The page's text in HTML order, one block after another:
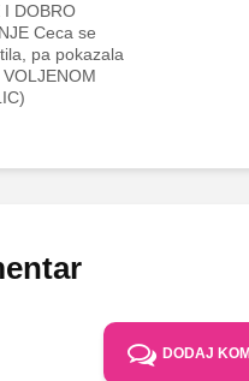
I DOBRO
Ceca se
pa pokazala
DODAJ